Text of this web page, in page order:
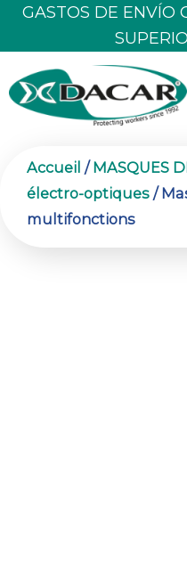
AllerGASTOS DE ENVÍO
Accueil /MASQUES
électro-optiques /
multifonctions